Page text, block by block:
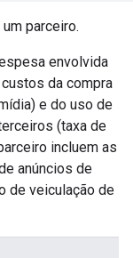
parceiro.
envolvida
da compra
e do uso de
(taxa de
incluem as
anúncios de
de veiculação de